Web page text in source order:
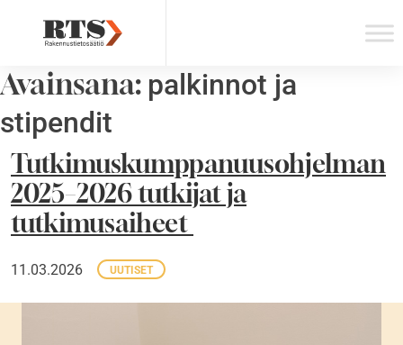
Avainsana: palkinnot ja
stipendit
Tutkimuskumppanuusohjelman
2025–2026 tutkijat ja
tutkimusaiheet
11.03.2026 UUTISET